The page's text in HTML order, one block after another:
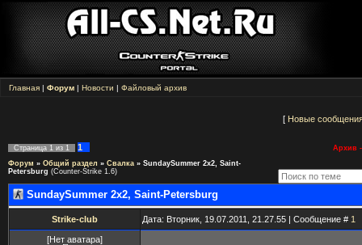
Главная | Форум | Новости | Файловый архив
[ Новые
Страница 1 из 1 1
Архив -
Форум » Общий раздел » Свалка » SundaySummer 2x2, Saint-
Petersburg (Counter-Strike 1.6)
SundaySummer 2x2, Saint-Petersburg
Strike-club Дата: Вторник, 19.07.2011, 21.27.55 | Сообщение # 1
[Нет аватара]